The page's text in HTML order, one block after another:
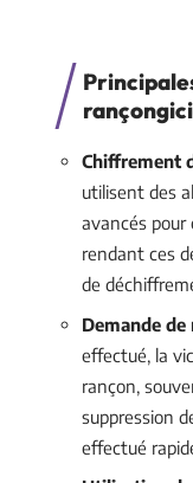
Chiffrement
utilisent des
avancés pour
rendant ces
de
Demande de
effectué, la
rançon,
suppression
effectué